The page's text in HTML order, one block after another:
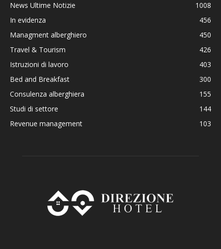
News Ultime Notizie
1008
In evidenza
456
Managment alberghiero
450
Travel & Tourism
426
Istruzioni di lavoro
403
Bed and Breakfast
300
Consulenza alberghiera
155
Studi di settore
144
Revenue management
103